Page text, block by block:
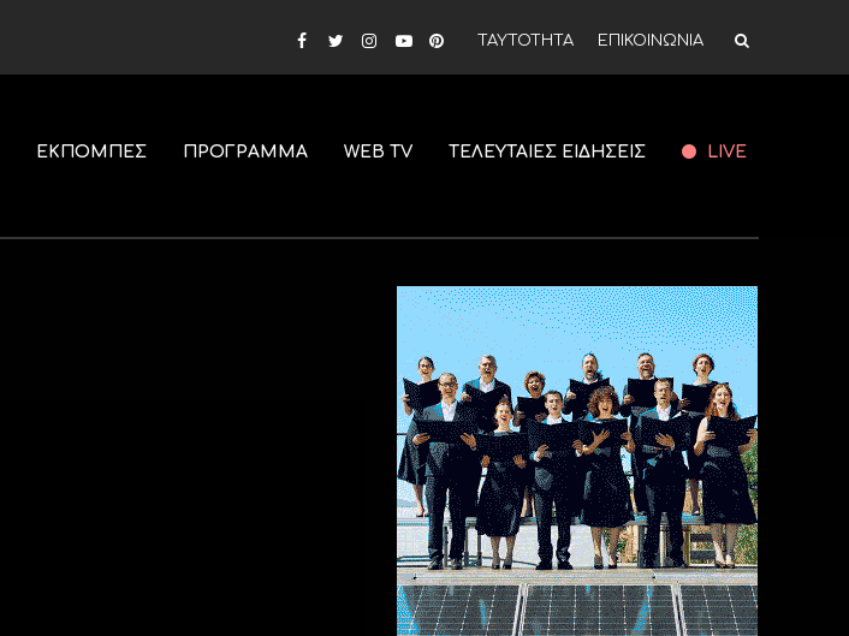
ΤΑΥΤΟΤΗΤΑ ΕΠΙΚΟΙΝΩΝΙΑ
ΕΚΠΟΜΠΕΣ ΠΡΟΓΡΑΜΜΑ WEB TV ΤΕΛΕΥΤΑΙΕΣ ΕΙΔΗΣΕΙΣ LIVE